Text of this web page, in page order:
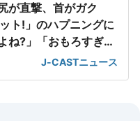
が直撃、首がガク
ト!」のハプニングに
ね?」「おもろすぎ
J-CASTニュース